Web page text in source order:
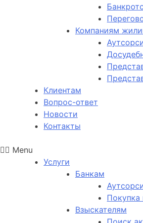
Компаниям
Клиентам
Вопрос-ответ
Новости
Контакты
Menu
Услуги
Банкам
Покупка
Взыскателям